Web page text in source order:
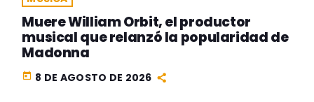
Muere William Orbit, el productor
musical que relanzó la popularidad de
Madonna
today 8 DE AGOSTO DE 2026